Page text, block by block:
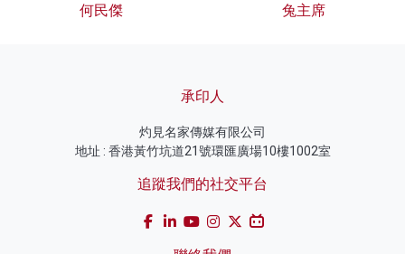
何民傑 兔主席
承印人
灼見名家傳媒有限公司
地址 : 香港黃竹坑道21號環匯廣場10樓1002室
追蹤我們的社交平台